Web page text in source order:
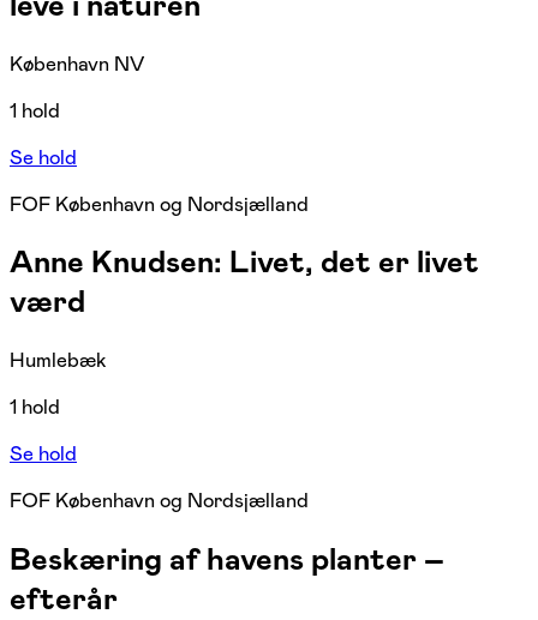
København NV
1 hold
Se hold
FOF København og Nordsjælland
Anne Knudsen: Livet, det er livet
værd
Humlebæk
1 hold
Se hold
FOF København og Nordsjælland
Beskæring af havens planter –
efterår